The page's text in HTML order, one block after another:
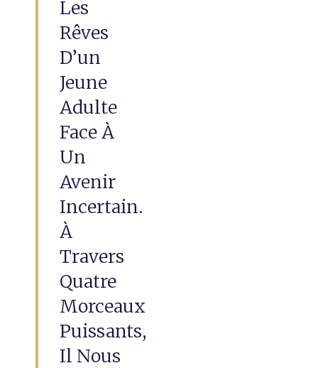
Les
Rêves
D’un
Jeune
Adulte
Face À
Un
Avenir
Incertain.
À
Travers
Quatre
Morceaux
Puissants,
Il Nous